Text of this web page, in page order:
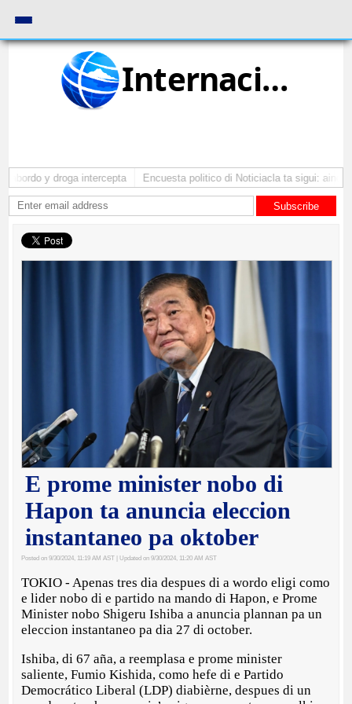
Internacional
y droga intercepta Encuesta politico di Noticiacla ta sigui: ainda
Subscribe
E prome minister nobo di
Hapon ta anuncia eleccion
instantaneo pa oktober
Posted on 9/30/2024, 11:19 AM AST | Updated on 9/30/2024, 11:20 AM AST
TOKIO - Apenas tres dia despues di a wordo eligi como
e lider nobo di e partido na mando di Hapon, e Prome
Minister nobo Shigeru Ishiba a anuncia plannan pa un
eleccion instantaneo pa dia 27 di october.
Ishiba, di 67 aña, a reemplasa e prome minister
saliente, Fumio Kishida, como hefe di e Partido
Democrático Liberal (LDP) diabièrne, despues di un